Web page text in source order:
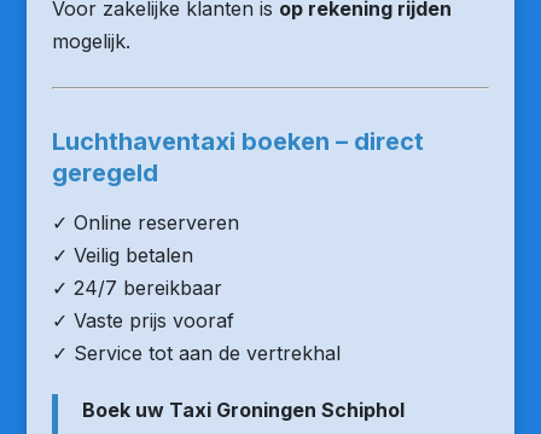
Voor zakelijke klanten is op rekening rijden
mogelijk.
Luchthaventaxi boeken – direct
geregeld
✓ Online reserveren
✓ Veilig betalen
✓ 24/7 bereikbaar
✓ Vaste prijs vooraf
✓ Service tot aan de vertrekhal
Boek uw Taxi Groningen Schiphol